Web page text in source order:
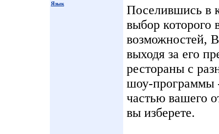
Язык
Поселившись в
выбор которого
возможностей,
выходя за его
рестораны с
шоу-программы -
частью вашего
вы изберете.